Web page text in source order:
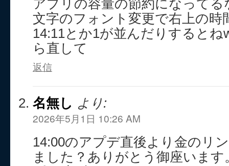
アプリの容量の節約になって
文字のフォント変更で右上の時
14:11とか1が並んだりすると
ら直して
返信
名無し より:
2026年5月1日 10:26 AM
14:00のアプデ直後より金のリ
ました？ありがとう御座います